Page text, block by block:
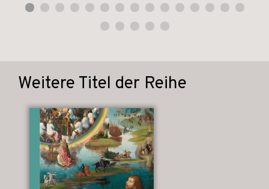
Weitere Titel der Reihe